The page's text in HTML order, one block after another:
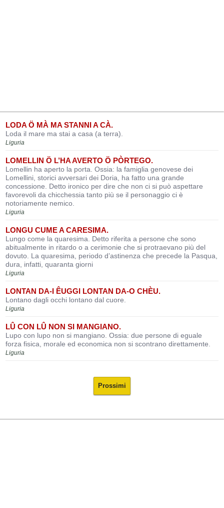
LODA Ö MÀ MA STANNI A CÀ.
Loda il mare ma stai a casa (a terra).
Liguria
LOMELLIN Ö L’HA AVERTO Ö PÒRTEGO.
Lomellin ha aperto la porta. Ossia: la famiglia genovese dei
Lomellini, storici avversari dei Doria, ha fatto una grande
concessione. Detto ironico per dire che non ci si può aspettare
favorevoli da chicchessia tanto più se il personaggio ci è
notoriamente nemico.
Liguria
LONGU CUME A CARESIMA.
Lungo come la quaresima. Detto riferita a persone che sono
abitualmente in ritardo o a cerimonie che si protraevano più del
dovuto. La quaresima, periodo d’astinenza che precede la Pasqua,
dura, infatti, quaranta giorni
Liguria
LONTAN DA-I ÊUGGI LONTAN DA-O CHÈU.
Lontano dagli occhi lontano dal cuore.
Liguria
LÛ CON LÛ NON SI MANGIANO.
Lupo con lupo non si mangiano. Ossia: due persone di eguale
forza fisica, morale ed economica non si scontrano direttamente.
Liguria
Prossimi